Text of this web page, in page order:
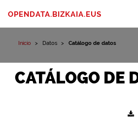
OPENDATA.BIZKAIA.EUS
Inicio Datos Catálogo de datos
CATÁLOGO DE